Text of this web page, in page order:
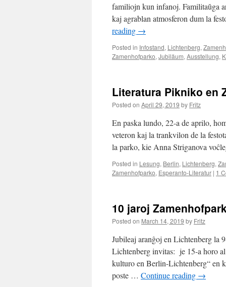
familiojn kun infanoj. Familitaŭga
kaj agrablan atmosferon dum la
reading →
Posted in Infostand, Lichtenberg,
Zamenhofparko, Jubiläum, Ausstellung,
Literatura Pikniko en
Posted on April 29, 2019 by Fritz
En paska lundo, 22-a de aprilo,
veteron kaj la trankvilon de la
la parko, kie Anna Striganova
Posted in Lesung, Berlin, Lichtenberg,
Zamenhofparko, Esperanto-Literatur | 1
10 jaroj
Posted on March 14, 2019 by Fritz
Jubileaj aranĝoj en Lichtenberg la
Lichtenberg invitas: je 15-a horo
kulturo en Berlin-Lichtenberg“ en
poste … Continue reading →